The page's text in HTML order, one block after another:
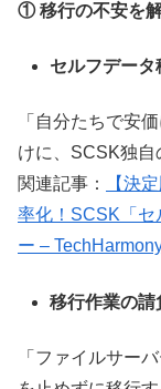
① 移行の不安を
セルフデー
「自分たちで安
けに、SCSK独自
関連記事：
【決
率化！SCSK「セ
ー –
移行作業の請
「ファイルサー